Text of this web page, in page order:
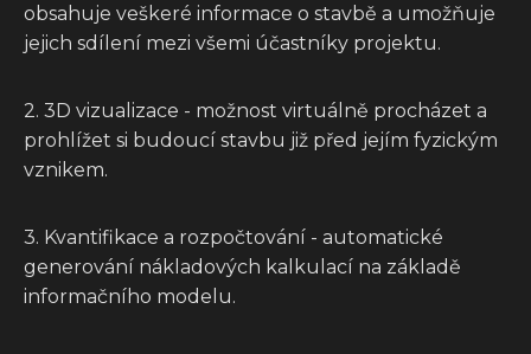
obsahuje veškeré informace o stavbě a umožňuje
jejich sdílení mezi všemi účastníky projektu.
2. 3D vizualizace - možnost virtuálně procházet a
prohlížet si budoucí stavbu již před jejím fyzickým
vznikem.
3. Kvantifikace a rozpočtování - automatické
generování nákladových kalkulací na základě
informačního modelu.